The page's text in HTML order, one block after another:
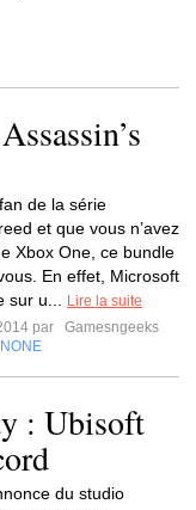
de la série
et que vous n’avez
Xbox One, ce bundle
En effet, Microsoft
sur u...
Lire la suite
par
Gamesngeeks
NONE
: Ubisoft
du studio